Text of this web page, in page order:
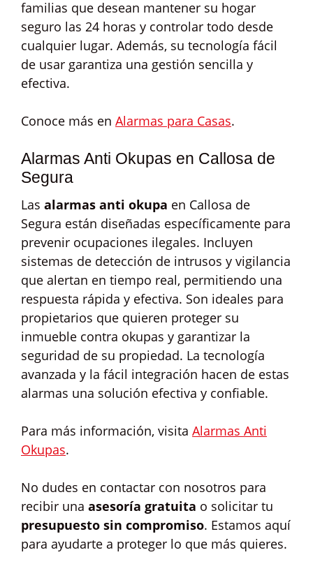
familias que desean mantener su hogar
seguro las 24 horas y controlar todo desde
cualquier lugar. Además, su tecnología fácil
de usar garantiza una gestión sencilla y
efectiva.
Conoce más en Alarmas para Casas.
Alarmas Anti Okupas en Callosa de
Segura
Las alarmas anti okupa en Callosa de
Segura están diseñadas específicamente para
prevenir ocupaciones ilegales. Incluyen
sistemas de detección de intrusos y vigilancia
que alertan en tiempo real, permitiendo una
respuesta rápida y efectiva. Son ideales para
propietarios que quieren proteger su
inmueble contra okupas y garantizar la
seguridad de su propiedad. La tecnología
avanzada y la fácil integración hacen de estas
alarmas una solución efectiva y confiable.
Para más información, visita Alarmas Anti
Okupas.
No dudes en contactar con nosotros para
recibir una asesoría gratuita o solicitar tu
presupuesto sin compromiso. Estamos aquí
para ayudarte a proteger lo que más quieres.